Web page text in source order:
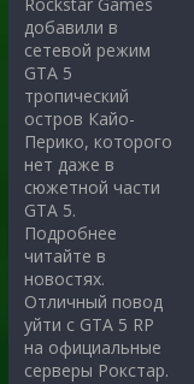
добавили в
сетевой режим
GTA 5
тропический
остров Кайо-
Перико, которого
нет даже в
сюжетной части
GTA 5.
Подробнее
читайте в
новостях.
Отличный повод
уйти с GTA 5 RP
на официальные
серверы Рокстар.